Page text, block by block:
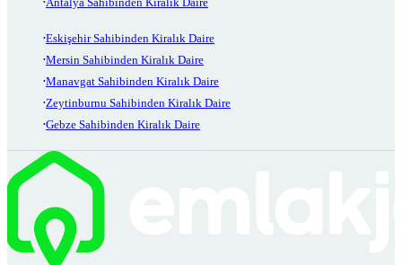
Eskişehir Sahibinden Kiralık Daire
Mersin Sahibinden Kiralık Daire
Manavgat Sahibinden Kiralık Daire
Zeytinburnu Sahibinden Kiralık Daire
Gebze Sahibinden Kiralık Daire